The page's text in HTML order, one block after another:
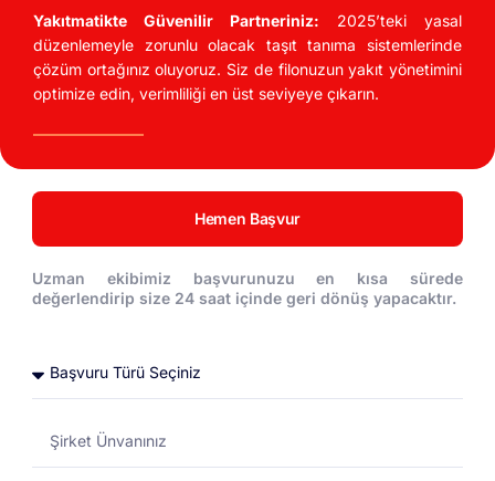
İndirimli Akaryakıt Fırsatları
UTTS Kullanarak Akaryakıt Maliyetinizi %20
Düşürün!
Yakıtmatikte Güvenilir Partneriniz: 2025’teki yasal
düzenlemeyle zorunlu olacak taşıt tanıma sistemlerinde
çözüm ortağınız oluyoruz. Siz de filonuzun yakıt yönetimini
optimize edin, verimliliği en üst seviyeye çıkarın.
Hemen Başvur
Uzman ekibimiz başvurunuzu en kısa sürede
değerlendirip size 24 saat içinde geri dönüş yapacaktır.